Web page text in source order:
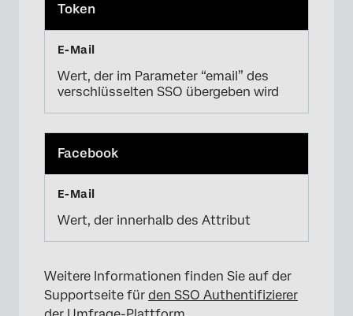
Token
Wert, der im Parameter “email” des
verschlüsselten SSO übergeben wird
Facebook
Wert, der innerhalb des Attribut
Weitere Informationen finden Sie auf der
Supportseite für den SSO Authentifizierer